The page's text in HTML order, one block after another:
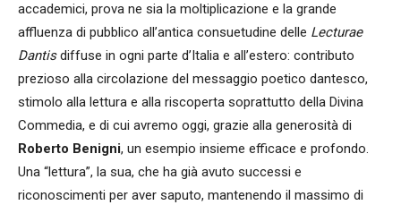
accademici, prova ne sia la moltiplicazione e la grande
affluenza di pubblico all’antica consuetudine delle Lecturae
Dantisdiffuse in ogni parte d’Italia e all’estero: contributo
prezioso alla circolazione del messaggio poetico dantesco,
stimolo alla lettura e alla riscoperta soprattutto della Divina
Commedia, e di cui avremo oggi, grazie alla generosità di
Roberto Benigni, un esempio insieme efficace e profondo.
Una “lettura”, la sua, che ha già avuto successi e
riconoscimenti per aver saputo, mantenendo il massimo di